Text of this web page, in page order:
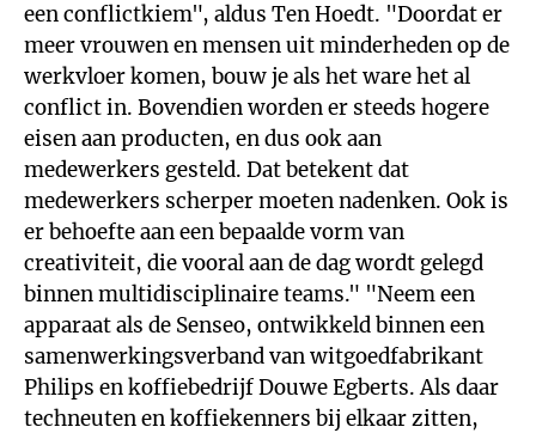
een conflictkiem", aldus Ten Hoedt. "Doordat er
meer vrouwen en mensen uit minderheden op de
werkvloer komen, bouw je als het ware het al
conflict in. Bovendien worden er steeds hogere
eisen aan producten, en dus ook aan
medewerkers gesteld. Dat betekent dat
medewerkers scherper moeten nadenken. Ook is
er behoefte aan een bepaalde vorm van
creativiteit, die vooral aan de dag wordt gelegd
binnen multidisciplinaire teams." "Neem een
apparaat als de Senseo, ontwikkeld binnen een
samenwerkingsverband van witgoedfabrikant
Philips en koffiebedrijf Douwe Egberts. Als daar
techneuten en koffiekenners bij elkaar zitten,